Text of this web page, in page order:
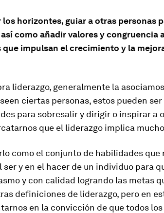
horizontes, guiar a otras personas
como añadir valores y congruencia
que impulsan el crecimiento y la
liderazgo, generalmente la
ciertas personas, estos pueden ser
para sobresalir y dirigir o inspirar a
que el liderazgo implica
como el conjunto de habilidades que
y en el hacer de un individuo para
y con calidad logrando las metas
definiciones de liderazgo, pero en
en la convicción de que todos los